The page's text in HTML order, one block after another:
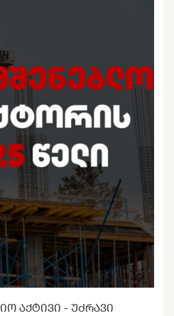
ᲐᲥᲢᲘᲕᲘ - ᲣᲫᲠᲐᲕᲘ